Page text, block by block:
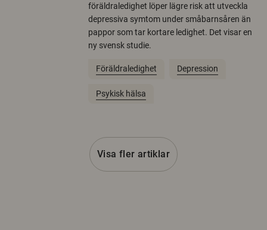
föräldraledighet löper lägre risk att utveckla
depressiva symtom under småbarnsåren än
pappor som tar kortare ledighet. Det visar en
ny svensk studie.
Föräldraledighet Depression
Psykisk hälsa
Visa fler artiklar